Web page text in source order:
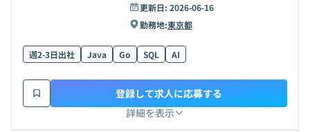
更新日: 2026-06-16
勤務地:東京都
週2-3日出社 Java Go SQL AI
詳細を表示
登録して求人に応募する